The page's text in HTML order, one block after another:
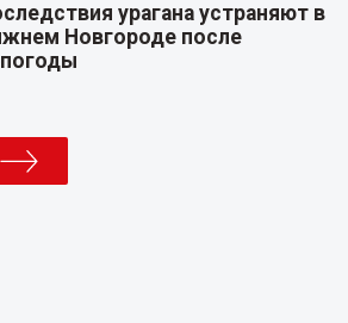
урагана устраняют в
Новгороде после